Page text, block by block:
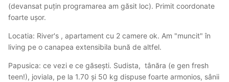
(devansat puțin programarea am găsit loc). Primit coordonate
foarte ușor.
Locatia: River's , apartament cu 2 camere ok. Am "muncit" în
living pe o canapea extensibila bună de altfel.
Papusica: ce vezi e ce găsești. Sudista, tânăra (e gen fresh
teen!), joviala, pe la 1.70 și 50 kg dispuse foarte armonios, sânii